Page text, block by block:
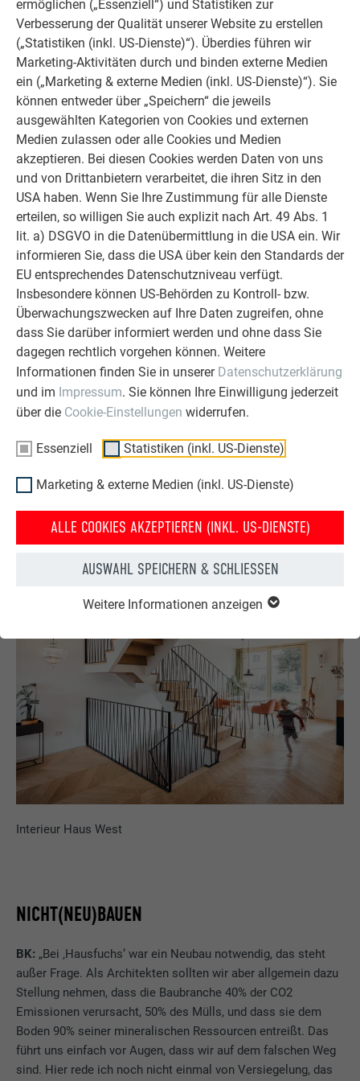
ermöglichen („Essenziell“) und Statistiken zur
Verbesserung der Qualität unserer Website zu erstellen
(„Statistiken (inkl. US-Dienste)“). Überdies führen wir
Marketing-Aktivitäten durch und binden externe Medien
ein („Marketing & externe Medien (inkl. US-Dienste)“). Sie
können entweder über „Speichern“ die jeweils
ausgewählten Kategorien von Cookies und externen
Medien zulassen oder alle Cookies und Medien
akzeptieren. Bei diesen Cookies werden Daten von uns
und von Drittanbietern verarbeitet, die ihren Sitz in den
USA haben. Wenn Sie Ihre Zustimmung für alle Dienste
erteilen, so willigen Sie auch explizit nach Art. 49 Abs. 1
lit. a) DSGVO in die Datenübermittlung in die USA ein. Wir
informieren Sie, dass die USA über kein den Standards der
EU entsprechendes Datenschutzniveau verfügt.
Insbesondere können US-Behörden zu Kontroll- bzw.
Überwachungszwecken auf Ihre Daten zugreifen, ohne
dass Sie darüber informiert werden und ohne dass Sie
dagegen rechtlich vorgehen können. Weitere
Informationen finden Sie in unserer Datenschutzerklärung
und im Impressum. Sie können Ihre Einwilligung jederzeit
über die Cookie-Einstellungen widerrufen.
Essenziell Statistiken (inkl. US-Dienste)
Marketing & externe Medien (inkl. US-Dienste)
ALLE COOKIES AKZEPTIEREN (INKL. US-DIENSTE)
AUSWAHL SPEICHERN & SCHLIESSEN
Weitere Informationen anzeigen
So unterschiedlich die beiden Parteien der Häuser sind, so
vielschichtig gestalten sich auch die Innenräume. Im
Interieur des Haus West, zum Beispiel, führt sich das
farbliche Zusammenspiel aus Holz und weißem Aluminium
in veränderter Konstellation fort: in den weißen Wänden und
im Fischgrätenparkett in Eiche, der Sichtholzdecke aus
Fichte.
sich selbst in den Müllhäuschen fort.
Interieur Haus West
NICHT(NEU)BAUEN
BK: „Bei ‚Hausfuchs‘ war ein Neubau notwendig, das steht
außer Frage. Als Architekten sollten wir aber allgemein dazu
Stellung nehmen, dass die Baubranche 40% der CO2
Emissionen verursacht, 50% des Mülls, und dass sie dem
Boden 90% seiner mineralischen Ressourcen entreißt. Das
führt uns einfach vor Augen, dass wir auf dem falschen Weg
sind. Hier rede ich noch nicht einmal von Versiegelung, das